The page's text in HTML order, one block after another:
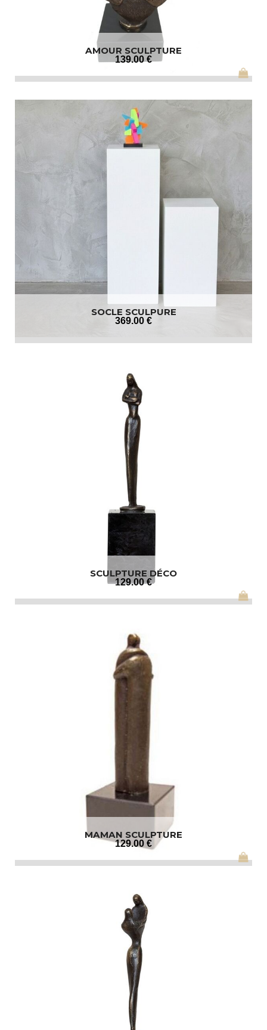
AMOUR SCULPTURE
139.00 €
SOCLE SCULPURE
369.00 €
SCULPTURE DÉCO
129.00 €
MAMAN SCULPTURE
129.00 €